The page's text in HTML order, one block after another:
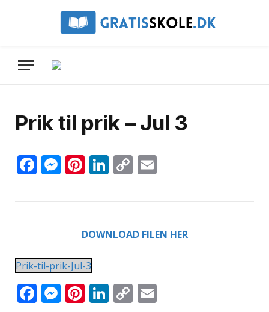
Prik til prik – Jul 3
Facebook
Messenger
Pinterest
LinkedIn
Copy
DOWNLOAD FILEN HER
Prik-til-prik-Jul-3
Facebook
Messenger
Pinterest
LinkedIn
Copy